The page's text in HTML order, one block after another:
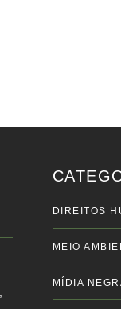
DIREITOS
MEIO
MÍDIA